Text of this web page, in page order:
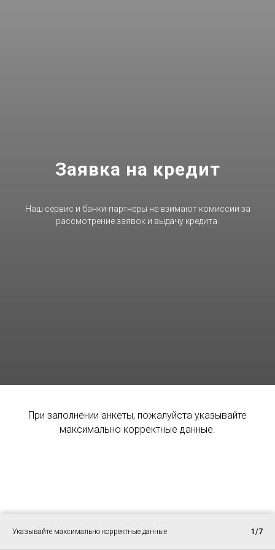
Заявка на кредит
Наш сервис и банки-партнеры не взимают комиссии за
рассмотрение заявок и выдачу кредита.
При заполнении анкеты, пожалуйста указывайте
максимально корректные данные.
Указывайте максимально корректные данные 1/7